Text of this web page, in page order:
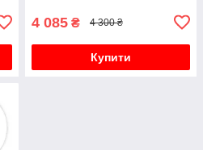
4 085 ₴ 4 300 ₴
Купити